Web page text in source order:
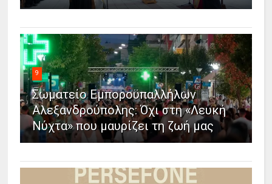
9
Σωματείο Εμποροϋπαλλήλων
Αλεξανδρούπολης: Όχι στη «Λευκή
Νύχτα» που μαυρίζει τη ζωή μας